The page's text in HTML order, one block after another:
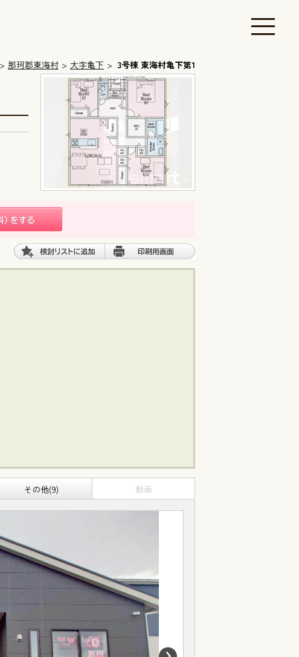
那珂郡東海村 大字亀下 3号棟 東海村亀下第1
その他(9) 動画